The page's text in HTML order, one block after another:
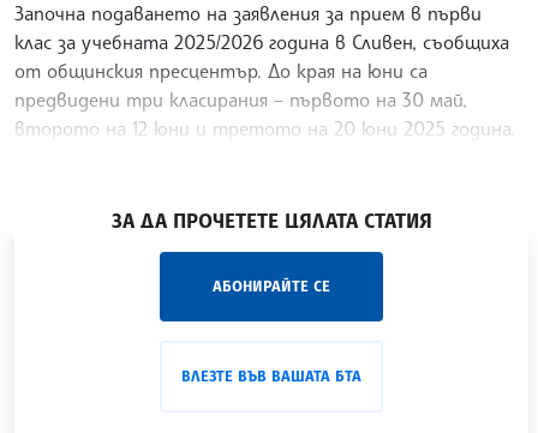
Започна подаването на заявления за прием в първи
клас за учебната 2025/2026 година в Сливен, съобщиха
от общинския пресцентър. До края на юни са
предвидени три класирания – първото на 30 май,
второто на 12 юни и третото на 20 юни 2025 година.
ЗА ДА ПРОЧЕТЕТЕ ЦЯЛАТА СТАТИЯ
АБОНИРАЙТЕ СЕ
ВЛЕЗТЕ ВЪВ ВАШАТА БТА
„Час ЛИК“ на БТА е мястото за срещи отблизо с